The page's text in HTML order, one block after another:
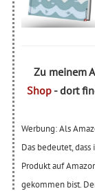
Zu meinem
Shop- dort
Werbung: Als
Das bedeutet,
Produkt auf
gekommen bist.